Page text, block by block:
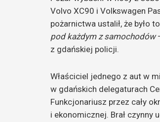
Volvo XC90 i Volkswagen
pożarnictwa ustalił, że było
pod każdym z samochodów
z gdańskiej policji.
Właściciel jednego z aut w
w gdańskich delegaturach
Funkcjonariusz przez cały
i ekonomicznej. Brał czynny